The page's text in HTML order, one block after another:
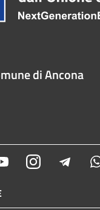
di Ancona
YoutubeInstagram